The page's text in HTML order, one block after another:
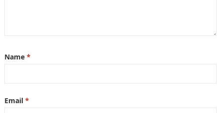
Name *
Email *